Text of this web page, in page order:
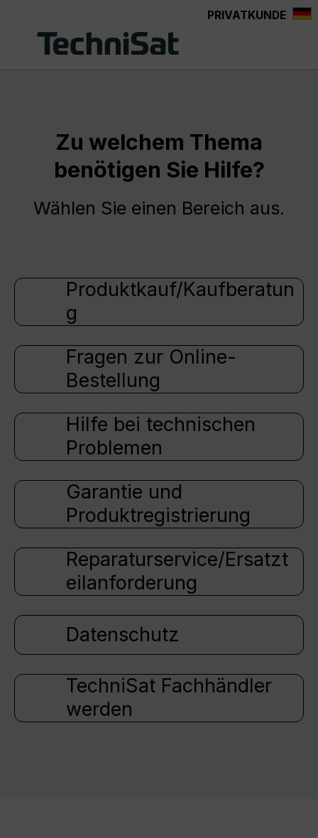
PRIVATKUNDE
Zu welchem Thema
benötigen Sie Hilfe?
Wählen Sie einen Bereich aus.
Produktkauf/Kaufberatun
g
Fragen zur Online-
Bestellung
Hilfe bei technischen
Problemen
Garantie und
Produktregistrierung
Reparaturservice/Ersatzt
eilanforderung
Datenschutz
TechniSat Fachhändler
werden